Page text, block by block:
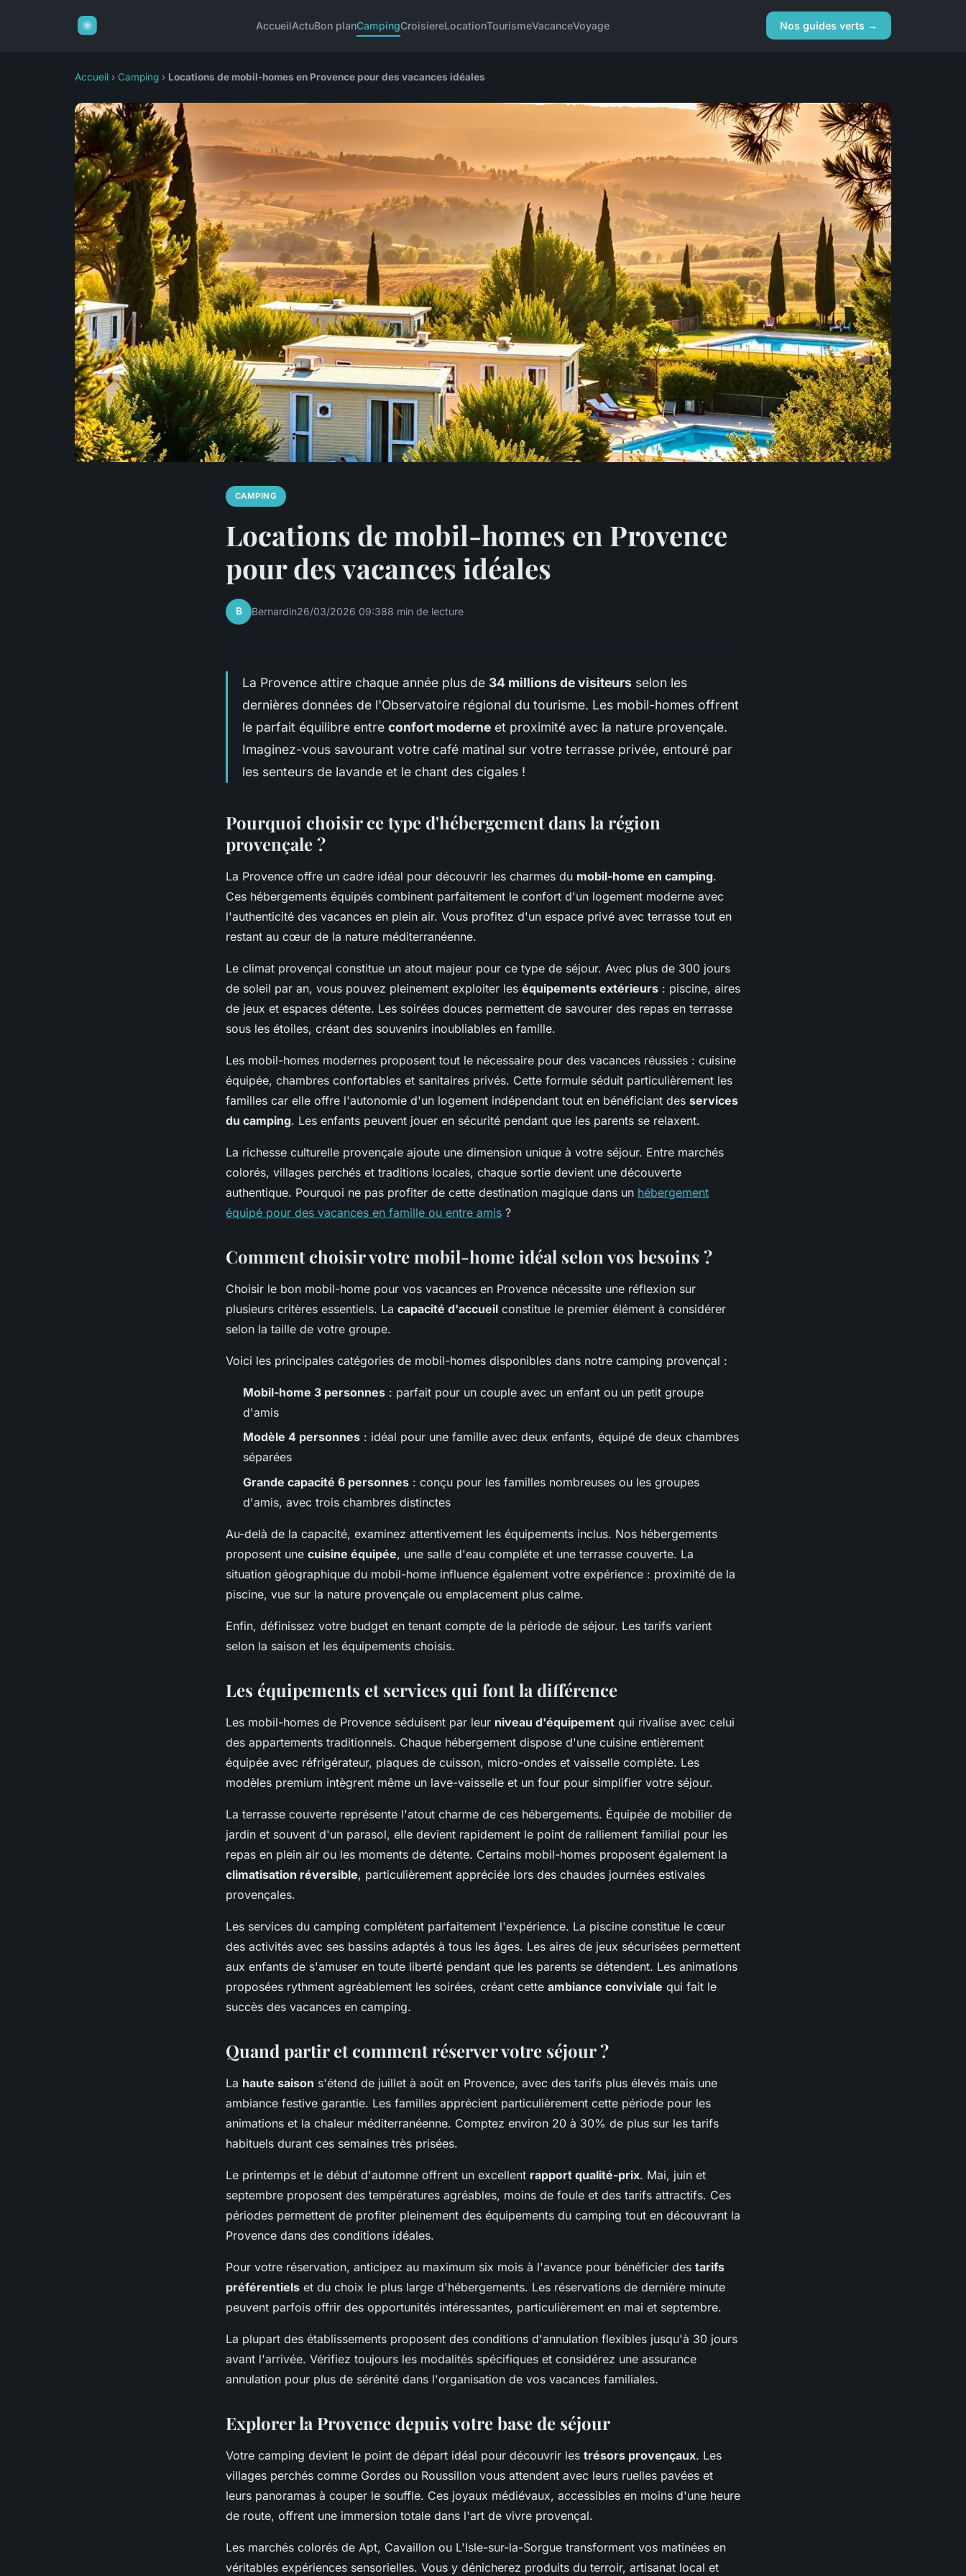
AccueilActuBon planCampingCroisiereLocationTourismeVacanceVoyage Nos guides verts →
Accueil › Camping › Locations de mobil-homes en Provence pour des vacances idéales
CAMPING
Locations de mobil-homes en Provence
pour des vacances idéales
B Bernardin26/03/2026 09:388 min de lecture
La Provence attire chaque année plus de 34 millions de visiteurs selon les
dernières données de l'Observatoire régional du tourisme. Les mobil-homes offrent
le parfait équilibre entre confort moderne et proximité avec la nature provençale.
Imaginez-vous savourant votre café matinal sur votre terrasse privée, entouré par
les senteurs de lavande et le chant des cigales !
Pourquoi choisir ce type d'hébergement dans la région
provençale ?
La Provence offre un cadre idéal pour découvrir les charmes du mobil-home en camping.
Ces hébergements équipés combinent parfaitement le confort d'un logement moderne avec
l'authenticité des vacances en plein air. Vous profitez d'un espace privé avec terrasse tout en
restant au cœur de la nature méditerranéenne.
Le climat provençal constitue un atout majeur pour ce type de séjour. Avec plus de 300 jours
de soleil par an, vous pouvez pleinement exploiter les équipements extérieurs : piscine, aires
de jeux et espaces détente. Les soirées douces permettent de savourer des repas en terrasse
sous les étoiles, créant des souvenirs inoubliables en famille.
Les mobil-homes modernes proposent tout le nécessaire pour des vacances réussies : cuisine
équipée, chambres confortables et sanitaires privés. Cette formule séduit particulièrement les
familles car elle offre l'autonomie d'un logement indépendant tout en bénéficiant des services
du camping. Les enfants peuvent jouer en sécurité pendant que les parents se relaxent.
La richesse culturelle provençale ajoute une dimension unique à votre séjour. Entre marchés
colorés, villages perchés et traditions locales, chaque sortie devient une découverte
authentique. Pourquoi ne pas profiter de cette destination magique dans un hébergement
équipé pour des vacances en famille ou entre amis ?
Comment choisir votre mobil-home idéal selon vos besoins ?
Choisir le bon mobil-home pour vos vacances en Provence nécessite une réflexion sur
plusieurs critères essentiels. La capacité d'accueil constitue le premier élément à considérer
selon la taille de votre groupe.
Voici les principales catégories de mobil-homes disponibles dans notre camping provençal :
Mobil-home 3 personnes : parfait pour un couple avec un enfant ou un petit groupe
d'amis
Modèle 4 personnes : idéal pour une famille avec deux enfants, équipé de deux chambres
séparées
Grande capacité 6 personnes : conçu pour les familles nombreuses ou les groupes
d'amis, avec trois chambres distinctes
Au-delà de la capacité, examinez attentivement les équipements inclus. Nos hébergements
proposent une cuisine équipée, une salle d'eau complète et une terrasse couverte. La
situation géographique du mobil-home influence également votre expérience : proximité de la
piscine, vue sur la nature provençale ou emplacement plus calme.
Enfin, définissez votre budget en tenant compte de la période de séjour. Les tarifs varient
selon la saison et les équipements choisis.
Les équipements et services qui font la différence
Les mobil-homes de Provence séduisent par leur niveau d'équipement qui rivalise avec celui
des appartements traditionnels. Chaque hébergement dispose d'une cuisine entièrement
équipée avec réfrigérateur, plaques de cuisson, micro-ondes et vaisselle complète. Les
modèles premium intègrent même un lave-vaisselle et un four pour simplifier votre séjour.
La terrasse couverte représente l'atout charme de ces hébergements. Équipée de mobilier de
jardin et souvent d'un parasol, elle devient rapidement le point de ralliement familial pour les
repas en plein air ou les moments de détente. Certains mobil-homes proposent également la
climatisation réversible, particulièrement appréciée lors des chaudes journées estivales
provençales.
Les services du camping complètent parfaitement l'expérience. La piscine constitue le cœur
des activités avec ses bassins adaptés à tous les âges. Les aires de jeux sécurisées permettent
aux enfants de s'amuser en toute liberté pendant que les parents se détendent. Les animations
proposées rythment agréablement les soirées, créant cette ambiance conviviale qui fait le
succès des vacances en camping.
Quand partir et comment réserver votre séjour ?
La haute saison s'étend de juillet à août en Provence, avec des tarifs plus élevés mais une
ambiance festive garantie. Les familles apprécient particulièrement cette période pour les
animations et la chaleur méditerranéenne. Comptez environ 20 à 30% de plus sur les tarifs
habituels durant ces semaines très prisées.
Le printemps et le début d'automne offrent un excellent rapport qualité-prix. Mai, juin et
septembre proposent des températures agréables, moins de foule et des tarifs attractifs. Ces
périodes permettent de profiter pleinement des équipements du camping tout en découvrant la
Provence dans des conditions idéales.
Pour votre réservation, anticipez au maximum six mois à l'avance pour bénéficier des tarifs
préférentiels et du choix le plus large d'hébergements. Les réservations de dernière minute
peuvent parfois offrir des opportunités intéressantes, particulièrement en mai et septembre.
La plupart des établissements proposent des conditions d'annulation flexibles jusqu'à 30 jours
avant l'arrivée. Vérifiez toujours les modalités spécifiques et considérez une assurance
annulation pour plus de sérénité dans l'organisation de vos vacances familiales.
Explorer la Provence depuis votre base de séjour
Votre camping devient le point de départ idéal pour découvrir les trésors provençaux. Les
villages perchés comme Gordes ou Roussillon vous attendent avec leurs ruelles pavées et
leurs panoramas à couper le souffle. Ces joyaux médiévaux, accessibles en moins d'une heure
de route, offrent une immersion totale dans l'art de vivre provençal.
Les marchés colorés de Apt, Cavaillon ou L'Isle-sur-la-Sorgue transforment vos matinées en
véritables expériences sensorielles. Vous y dénicherez produits du terroir, artisanat local et